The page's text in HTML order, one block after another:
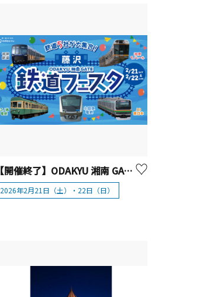
【開催終了】ODAKYU 湘南 GATE「藤沢 鉄道フェスタ」
2026年2月21日（土）・22日（日）